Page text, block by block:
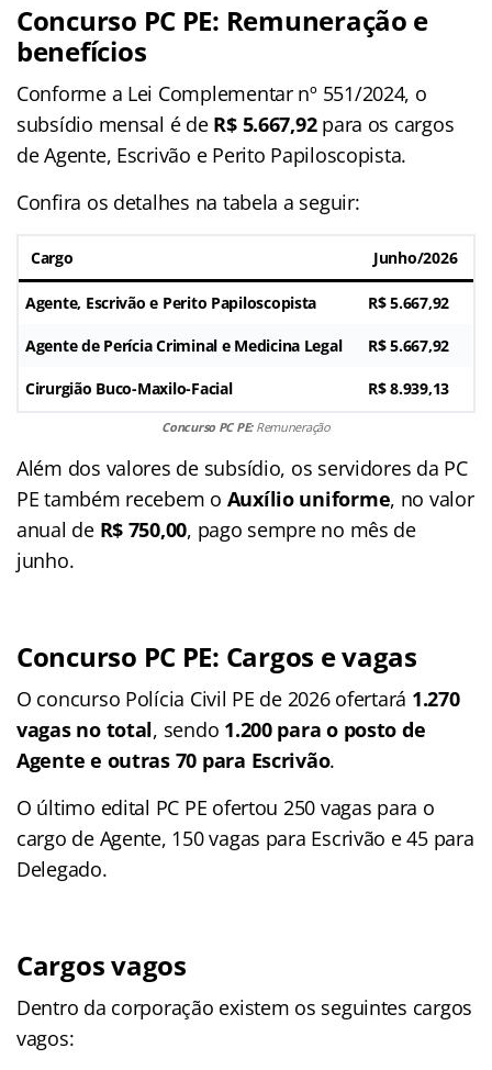
Concurso PC PE: Remuneração e
benefícios
Conforme a Lei Complementar nº 551/2024, o
subsídio mensal é de R$ 5.667,92para os cargos
de Agente, Escrivão e Perito Papiloscopista.
Confira os detalhes na tabela a seguir:
Cargo Junho/2026
Agente, Escrivão e Perito Papiloscopista R$ 5.667,92
Agente de Perícia Criminal e Medicina Legal R$ 5.667,92
Cirurgião Buco-Maxilo-Facial R$ 8.939,13
Concurso PC PE:Remuneração
Além dos valores de subsídio, os servidores da PC
PE também recebem o Auxílio uniforme, no valor
anual de R$ 750,00, pago sempre no mês de
junho.
Concurso PC PE: Cargos e vagas
O concurso Polícia Civil PE de 2026 ofertará 1.270
vagas no total, sendo 1.200 para o posto de
Agente e outras 70 para Escrivão.
O último edital PC PE ofertou 250 vagas para o
cargo de Agente, 150 vagas para Escrivão e 45 para
Delegado.
Cargos vagos
Dentro da corporação existem os seguintes cargos
vagos: